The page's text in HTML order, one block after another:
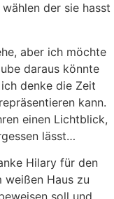
der sie hasst
aber ich möchte
daraus könnte
denke die Zeit
kann.
einen Lichtblick,
lässt…
Hilary für den
weißen Haus zu
soll und